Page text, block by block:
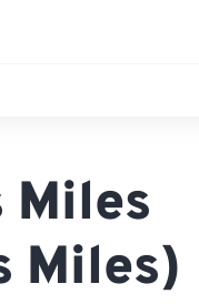
Miles
Miles)